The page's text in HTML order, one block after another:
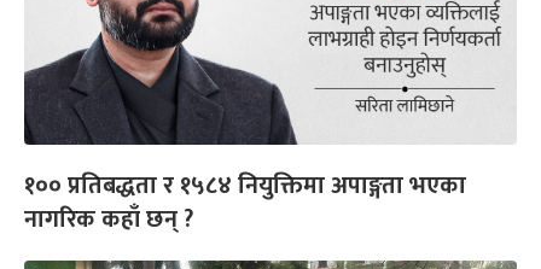
१०० प्रतिबद्धता र १५८४ नियुक्तिमा अपाङ्गता भएका
नागरिक कहाँ छन् ?